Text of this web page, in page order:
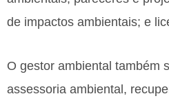
de impactos ambientais; e
O gestor ambiental também
assessoria ambiental,